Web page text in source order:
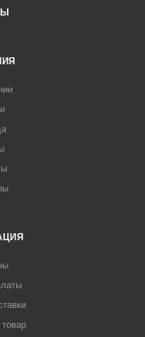
товар